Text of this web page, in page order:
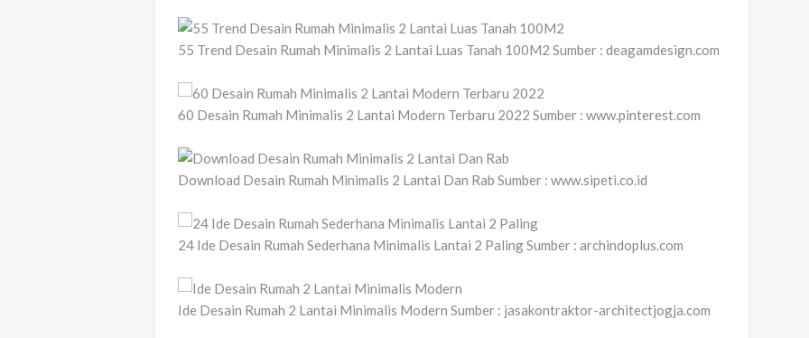
55 Trend Desain Rumah Minimalis 2 Lantai Luas Tanah 100M2 Sumber : deagamdesign.com
60 Desain Rumah Minimalis 2 Lantai Modern Terbaru 2022 Sumber : www.pinterest.com
Download Desain Rumah Minimalis 2 Lantai Dan Rab Sumber : www.sipeti.co.id
24 Ide Desain Rumah Sederhana Minimalis Lantai 2 Paling Sumber : archindoplus.com
Ide Desain Rumah 2 Lantai Minimalis Modern Sumber : jasakontraktor-architectjogja.com